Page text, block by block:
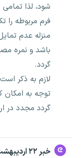
شود، لذا
فرم مربوطه را
منزله عدم
باشد و نمره
گردد.
لازم به ذکر
توجه به امکان
گردد مجدد در